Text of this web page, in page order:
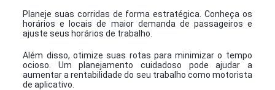
Planeje suas corridas de forma estratégica. Conheça os
horários e locais de maior demanda de passageiros e
ajuste seus horários de trabalho.
Além disso, otimize suas rotas para minimizar o tempo
ocioso. Um planejamento cuidadoso pode ajudar a
aumentar a rentabilidade do seu trabalho como motorista
de aplicativo.